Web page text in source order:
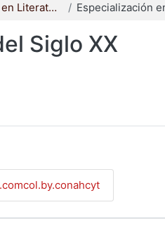
Especialización en Literatura Mexicana del Siglo XX
Siglo XX